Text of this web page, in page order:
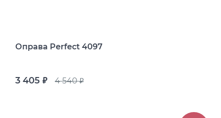
Оправа Perfect 4097
3 405 руб. 4 540руб.